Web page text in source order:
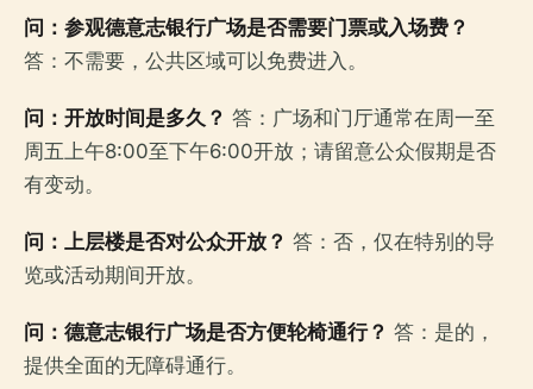
问：参观德意志银行广场是否需要门票或入场费？
答：不需要，公共区域可以免费进入。
问：开放时间是多久？ 答：广场和门厅通常在周一至
周五上午8:00至下午6:00开放；请留意公众假期是否
有变动。
问：上层楼是否对公众开放？ 答：否，仅在特别的导
览或活动期间开放。
问：德意志银行广场是否方便轮椅通行？ 答：是的，
提供全面的无障碍通行。